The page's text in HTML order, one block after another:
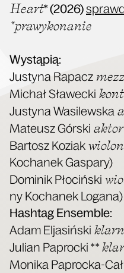
Heart* (2026)
*pra­wy­ko­na­nie
Wystą­pią:
Justy­na Rapacz
Michał Sła­wec­ki
Justy­na Wasi­lew­ska
Mate­usz Gór­ski aktor
Bar­tosz Koziak
Kocha­nek Gaspa­ry)
Domi­nik Pło­ciń­ski
ny Kocha­nek Loga­na)
Hash­tag Ensem­ble:
Adam Elja­siń­ski
Julian Paproc­ki **
Moni­ka Paproc­ka-